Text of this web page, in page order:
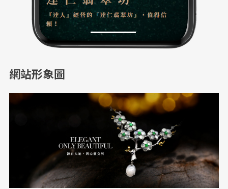
網站形象圖